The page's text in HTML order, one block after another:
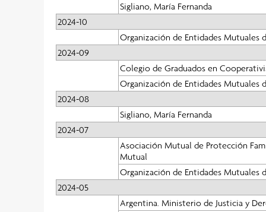
Sigliano, María Fernanda
2024-10
Organización de Entidades Mutuales
2024-09
Colegio de Graduados en
Organización de Entidades Mutuales
2024-08
Sigliano, María Fernanda
2024-07
Asociación Mutual de Protección
Mutual
Organización de Entidades Mutuales
2024-05
Argentina. Ministerio de Justicia y